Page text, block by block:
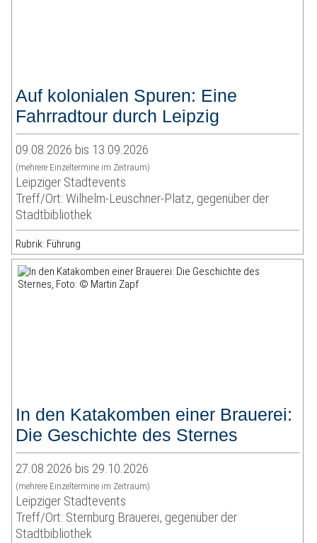
Auf kolonialen Spuren: Eine
Fahrradtour durch Leipzig
09.08.2026 bis 13.09.2026
(mehrere Einzeltermine im Zeitraum)
Leipziger Stadtevents
Treff/Ort: Wilhelm-Leuschner-Platz, gegenüber der
Stadtbibliothek
Rubrik: Führung
In den Katakomben einer Brauerei:
Die Geschichte des Sternes
27.08.2026 bis 29.10.2026
(mehrere Einzeltermine im Zeitraum)
Leipziger Stadtevents
Treff/Ort: Sternburg Brauerei, gegenüber der
Stadtbibliothek